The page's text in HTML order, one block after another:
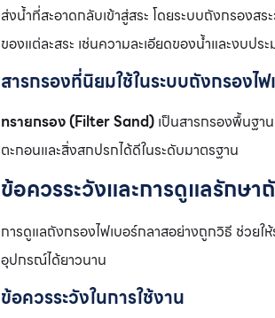
ส่งน้ำที่สะอาดกลับเข้าสู่สระ โดยระบบถังกรอง
ของแต่ละสระ เช่นความละเอียดของน้ำและงบปร
สารกรองที่นิยมใช้ในระบบถังกรองไ
ทรายกรอง (Filter Sand) เป็นสารกรองพื้นฐา
ตะกอนและสิ่งสกปรกได้ดีในระดับมาตรฐาน
ข้อควรระวังและการดูแลรักษา
การดูแลถังกรองไฟเบอร์กลาสอย่างถูกวิธี ช่วยใ
อุปกรณ์ได้ยาวนาน
ข้อควรระวังในการใช้งาน